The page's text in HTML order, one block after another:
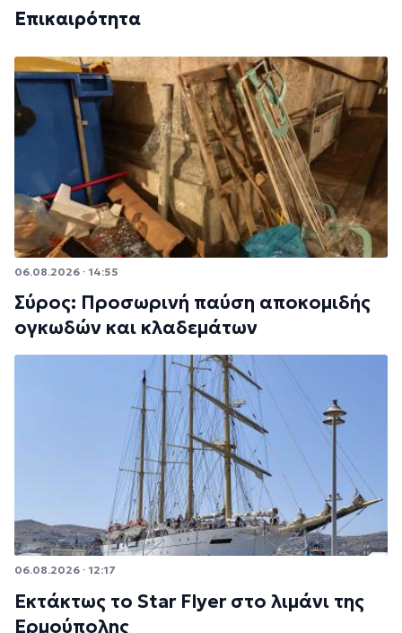
Επικαιρότητα
06.08.2026 · 14:55
Σύρος: Προσωρινή παύση αποκομιδής
ογκωδών και κλαδεμάτων
06.08.2026 · 12:17
Εκτάκτως το Star Flyer στο λιμάνι της
Ερμούπολης